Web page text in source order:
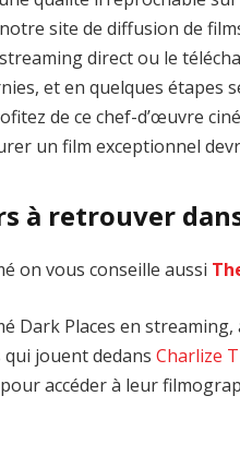
site de diffusion de
direct ou le
et en quelques étapes
de ce chef-d’œuvre
un film exceptionnel
à retrouver
on vous conseille aussi
Dark Places en
qui jouent dedansCharlize
accéder à leur